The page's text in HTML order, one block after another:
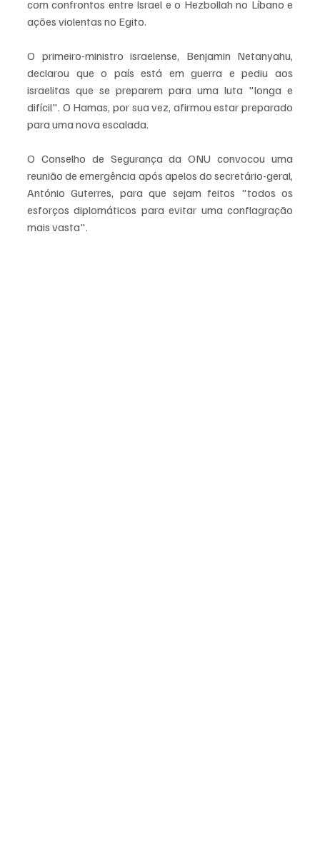
com confrontos entre Israel e o Hezbollah no Líbano e
ações violentas no Egito.
O primeiro-ministro israelense, Benjamin Netanyahu,
declarou que o país está em guerra e pediu aos
israelitas que se preparem para uma luta "longa e
difícil". O Hamas, por sua vez, afirmou estar preparado
para uma nova escalada.
O Conselho de Segurança da ONU convocou uma
reunião de emergência após apelos do secretário-geral,
António Guterres, para que sejam feitos "todos os
esforços diplomáticos para evitar uma conflagração
mais vasta".